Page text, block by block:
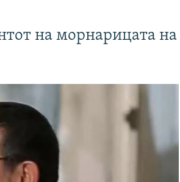
на морнарицата на